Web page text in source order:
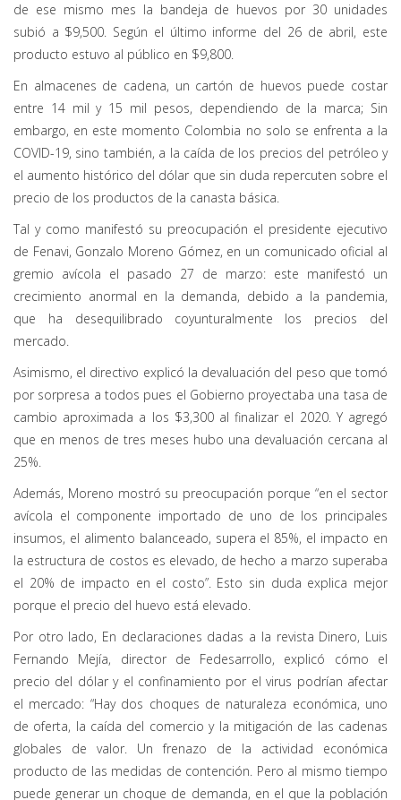
de ese mismo mes la bandeja de huevos por 30 unidades
subió a $9,500. Según el último informe del 26 de abril, este
producto estuvo al público en $9,800.
En almacenes de cadena, un cartón de huevos puede costar
entre 14 mil y 15 mil pesos, dependiendo de la marca; Sin
embargo, en este momento Colombia no solo se enfrenta a la
COVID-19, sino también, a la caída de los precios del petróleo y
el aumento histórico del dólar que sin duda repercuten sobre el
precio de los productos de la canasta básica.
Tal y como manifestó su preocupación el presidente ejecutivo
de Fenavi, Gonzalo Moreno Gómez, en un comunicado oficial al
gremio avícola el pasado 27 de marzo: este manifestó un
crecimiento anormal en la demanda, debido a la pandemia,
que ha desequilibrado coyunturalmente los precios del
mercado.
Asimismo, el directivo explicó la devaluación del peso que tomó
por sorpresa a todos pues el Gobierno proyectaba una tasa de
cambio aproximada a los $3,300 al finalizar el 2020. Y agregó
que en menos de tres meses hubo una devaluación cercana al
25%.
Además, Moreno mostró su preocupación porque “en el sector
avícola el componente importado de uno de los principales
insumos, el alimento balanceado, supera el 85%, el impacto en
la estructura de costos es elevado, de hecho a marzo superaba
el 20% de impacto en el costo”. Esto sin duda explica mejor
porque el precio del huevo está elevado.
Por otro lado, En declaraciones dadas a la revista Dinero, Luis
Fernando Mejía, director de Fedesarrollo, explicó cómo el
precio del dólar y el confinamiento por el virus podrían afectar
el mercado: “Hay dos choques de naturaleza económica, uno
de oferta, la caída del comercio y la mitigación de las cadenas
globales de valor. Un frenazo de la actividad económica
producto de las medidas de contención. Pero al mismo tiempo
puede generar un choque de demanda, en el que la población